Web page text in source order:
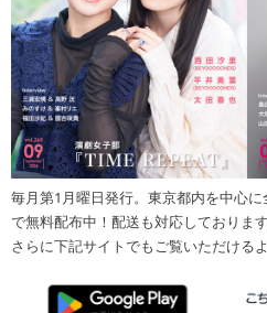
毎月第1月曜日発行。東京都内を中心
で無料配布中！配送も対応しております
さらに下記サイトでもご覧いただける